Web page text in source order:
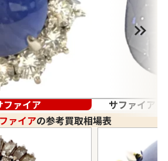
ファイア
サファイア
ァイアの参考買取相場表